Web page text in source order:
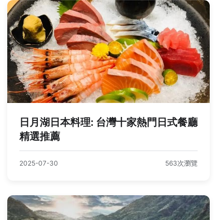
日月湖日本料理: 台灣十家熱門日式餐廳
精選推薦
2025-07-30 563次瀏覽